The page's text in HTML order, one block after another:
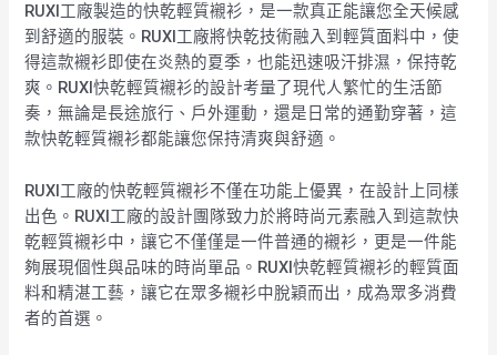
RUXI工廠製造的快乾輕質襯衫，是一款真正能讓您全天候感
到舒適的服裝。RUXI工廠將快乾技術融入到輕質面料中，使
得這款襯衫即使在炎熱的夏季，也能迅速吸汗排濕，保持乾
爽。RUXI快乾輕質襯衫的設計考量了現代人繁忙的生活節
奏，無論是長途旅行、戶外運動，還是日常的通勤穿著，這
款快乾輕質襯衫都能讓您保持清爽與舒適。
RUXI工廠的快乾輕質襯衫不僅在功能上優異，在設計上同樣
出色。RUXI工廠的設計團隊致力於將時尚元素融入到這款快
乾輕質襯衫中，讓它不僅僅是一件普通的襯衫，更是一件能
夠展現個性與品味的時尚單品。RUXI快乾輕質襯衫的輕質面
料和精湛工藝，讓它在眾多襯衫中脫穎而出，成為眾多消費
者的首選。